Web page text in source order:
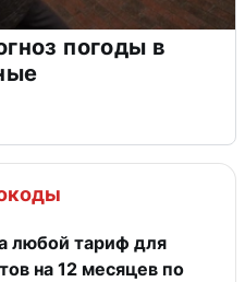
погоды в
любой тариф для
на 12 месяцев по